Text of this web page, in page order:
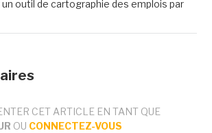
un outil de cartographie des emplois par
CET ARTICLE EN TANT QUE
OU CONNECTEZ-VOUS